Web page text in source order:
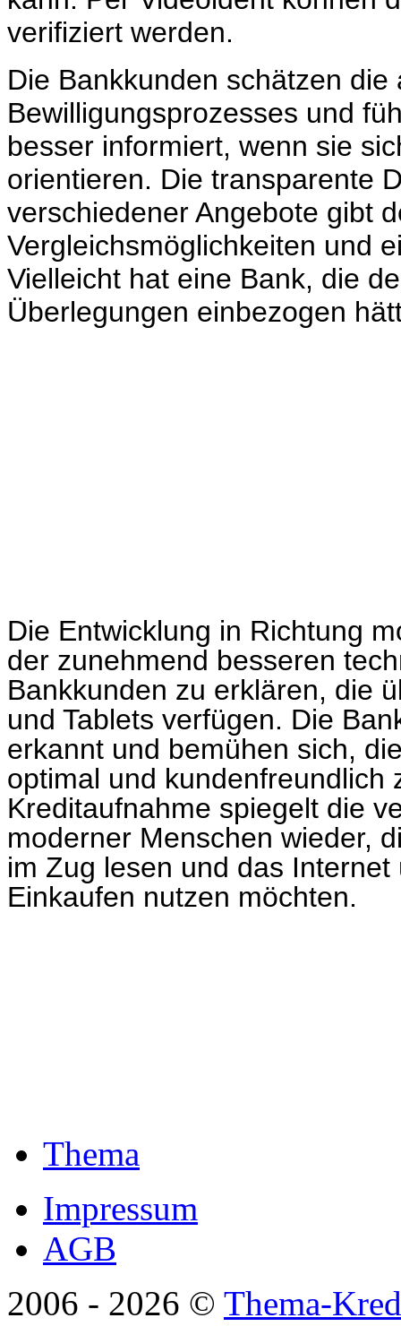
verifiziert werden.
Die Bankkunden schätzen
Bewilligungsprozesses und
besser informiert, wenn sie
orientieren. Die transparente
verschiedener Angebote gibt
Vergleichsmöglichkeiten und
Vielleicht hat eine Bank, die
Überlegungen einbezogen
Die Entwicklung in Richtung
der zunehmend besseren
Bankkunden zu erklären, die
und Tablets verfügen. Die
erkannt und bemühen sich,
optimal und kundenfreundlich
Kreditaufnahme spiegelt die
moderner Menschen wieder,
im Zug lesen und das
Einkaufen nutzen möchten.
Thema
Impressum
AGB
2006 - 2026 © Thema-